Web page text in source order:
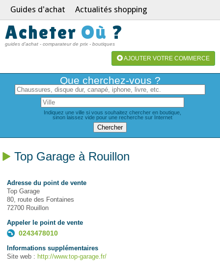
Guides d'achat Actualités shopping
Acheter Où ?
guides d'achat - comparateur de prix - boutiques
AJOUTER VOTRE COMMERCE
Que cherchez-vous ?
Indiquez une ville si vous souhaitez chercher en boutique,
sinon laissez vide pour une recherche sur Internet
Top Garage à Rouillon
Adresse du point de vente
Top Garage
80, route des Fontaines
72700 Rouillon
Appeler le point de vente
0243478010
Informations supplémentaires
Site web : http://www.top-garage.fr/